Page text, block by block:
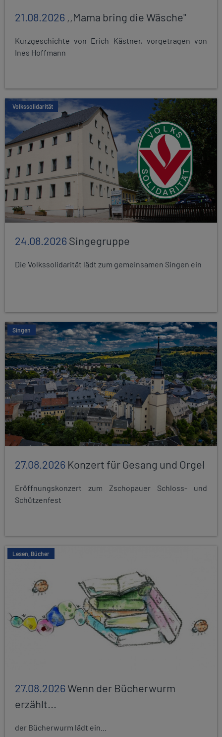
21.08.2026 ,,Mama bring die Wäsche"
Kurzgeschichte von Erich Kästner, vorgetragen von
Ines Hoffmann
Volkssolidarität
24.08.2026Singegruppe
Die Volkssolidarität lädt zum gemeinsamen Singen ein
Singen
27.08.2026 Konzert für Gesang und Orgel
Eröffnungskonzert zum Zschopauer Schloss- und
Schützenfest
Lesen, Bücher
27.08.2026Wenn der Bücherwurm
erzählt...
der Bücherwurm lädt ein...